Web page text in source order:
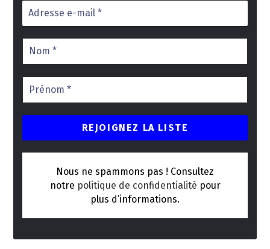
Nous ne spammons pas ! Consultez
notre politique de confidentialité pour
plus d’informations.